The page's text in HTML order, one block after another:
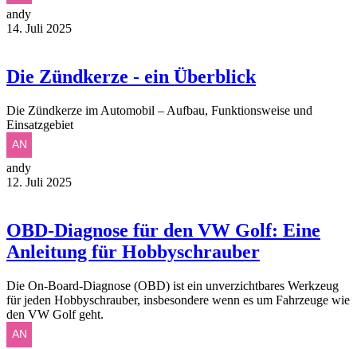
andy
14. Juli 2025
Die Zündkerze - ein Überblick
Die Zündkerze im Automobil – Aufbau, Funktionsweise und
Einsatzgebiet
andy
12. Juli 2025
OBD-Diagnose für den VW Golf: Eine
Anleitung für Hobbyschrauber
Die On-Board-Diagnose (OBD) ist ein unverzichtbares Werkzeug
für jeden Hobbyschrauber, insbesondere wenn es um Fahrzeuge wie
den VW Golf geht.